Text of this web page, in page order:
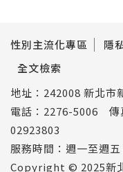
性別主流化專區 隱
全文檢索
地址：242008 新北
電話：2276-5006 傳
02923803
服務時間：週一至週
Copyright © 2025新